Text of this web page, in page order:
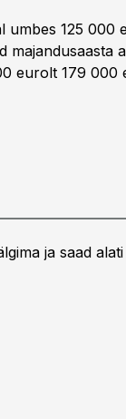
umbes 125 000
eurolt 179 000
ja saad